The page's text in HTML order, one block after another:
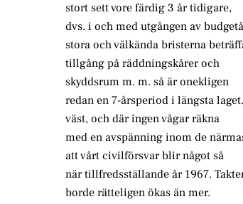
stort sett vore färdig 3 år tidigare,
dvs. i och med utgången av
stora och välkända bristerna
tillgång på räddningskårer och
skyddsrum m. m. så är onekligen
redan en 7-årsperiod i längsta
väst, och där ingen vågar räkna
med en avspänning inom de
att vårt civilförsvar blir något så
när tillfredsställande år 1967.
borde rätteligen ökas än mer.